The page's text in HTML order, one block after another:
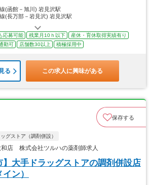
線(函館－旭川) 岩見沢駅
線(長万部－岩見沢) 岩見沢駅
応募可能 残業月10ｈ以下
産休・育休取得実績有り
勤可 店舗数30以上 積極採用中
る この求人に興味がある
保存する
ッグストア（調剤併設）
和店 株式会社ツルハの薬剤師求人
】大手ドラッグストアの調剤併設店
ン）